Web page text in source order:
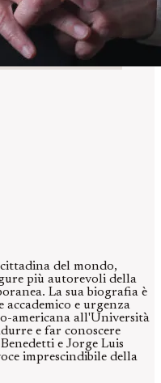
del mondo,
più autorevoli della
La sua biografia è
e urgenza
americana all'Università
e far conoscere
e Jorge Luis
imprescindibile della